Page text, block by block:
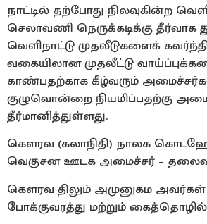
நாட்டில் தற்போது நிலவுகின்ற
செலாவணி நெருக்கடிக்கு தீர்வாக
வெளிநாட்டு முதலீடுகளைக்
வகையிலான முதலீட்டு
காண்பதற்காக கீழ்வரும்
குழுவொன்றை நியமிப்பதற்கு
தீர்மானித்துள்ளது.
கௌரவ (கலாநிதி) நாலக
வெகுசன ஊடக அமைச்சர் –
கௌரவ திலும் அமுனுகம அவர்கள்
போக்குவரத்து மற்றும்